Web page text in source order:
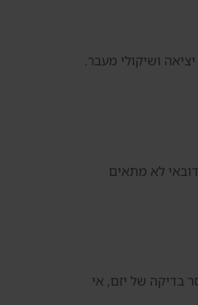
ושיקולי מעבר.
לא מתאים
בדיקה של יזם, אי